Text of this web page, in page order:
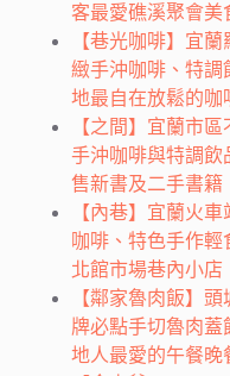
客最愛礁溪聚會美
【巷光咖啡】宜
緻手沖咖啡、特調
地最自在放鬆的咖
【之間】宜蘭市
手沖咖啡與特調飲
售新書及二手書籍
【內巷】宜蘭火
咖啡、特色手作
北館市場巷內小店
【鄰家魯肉飯】
牌必點手切魯肉蓋
地人最愛的午餐晚